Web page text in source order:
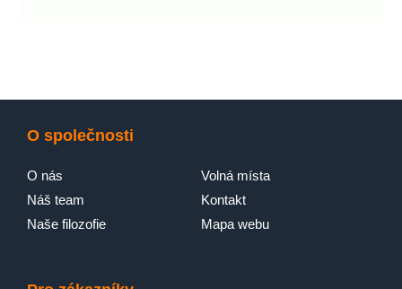
O společnosti
O nás
Náš team
Naše filozofie
Volná místa
Kontakt
Mapa webu